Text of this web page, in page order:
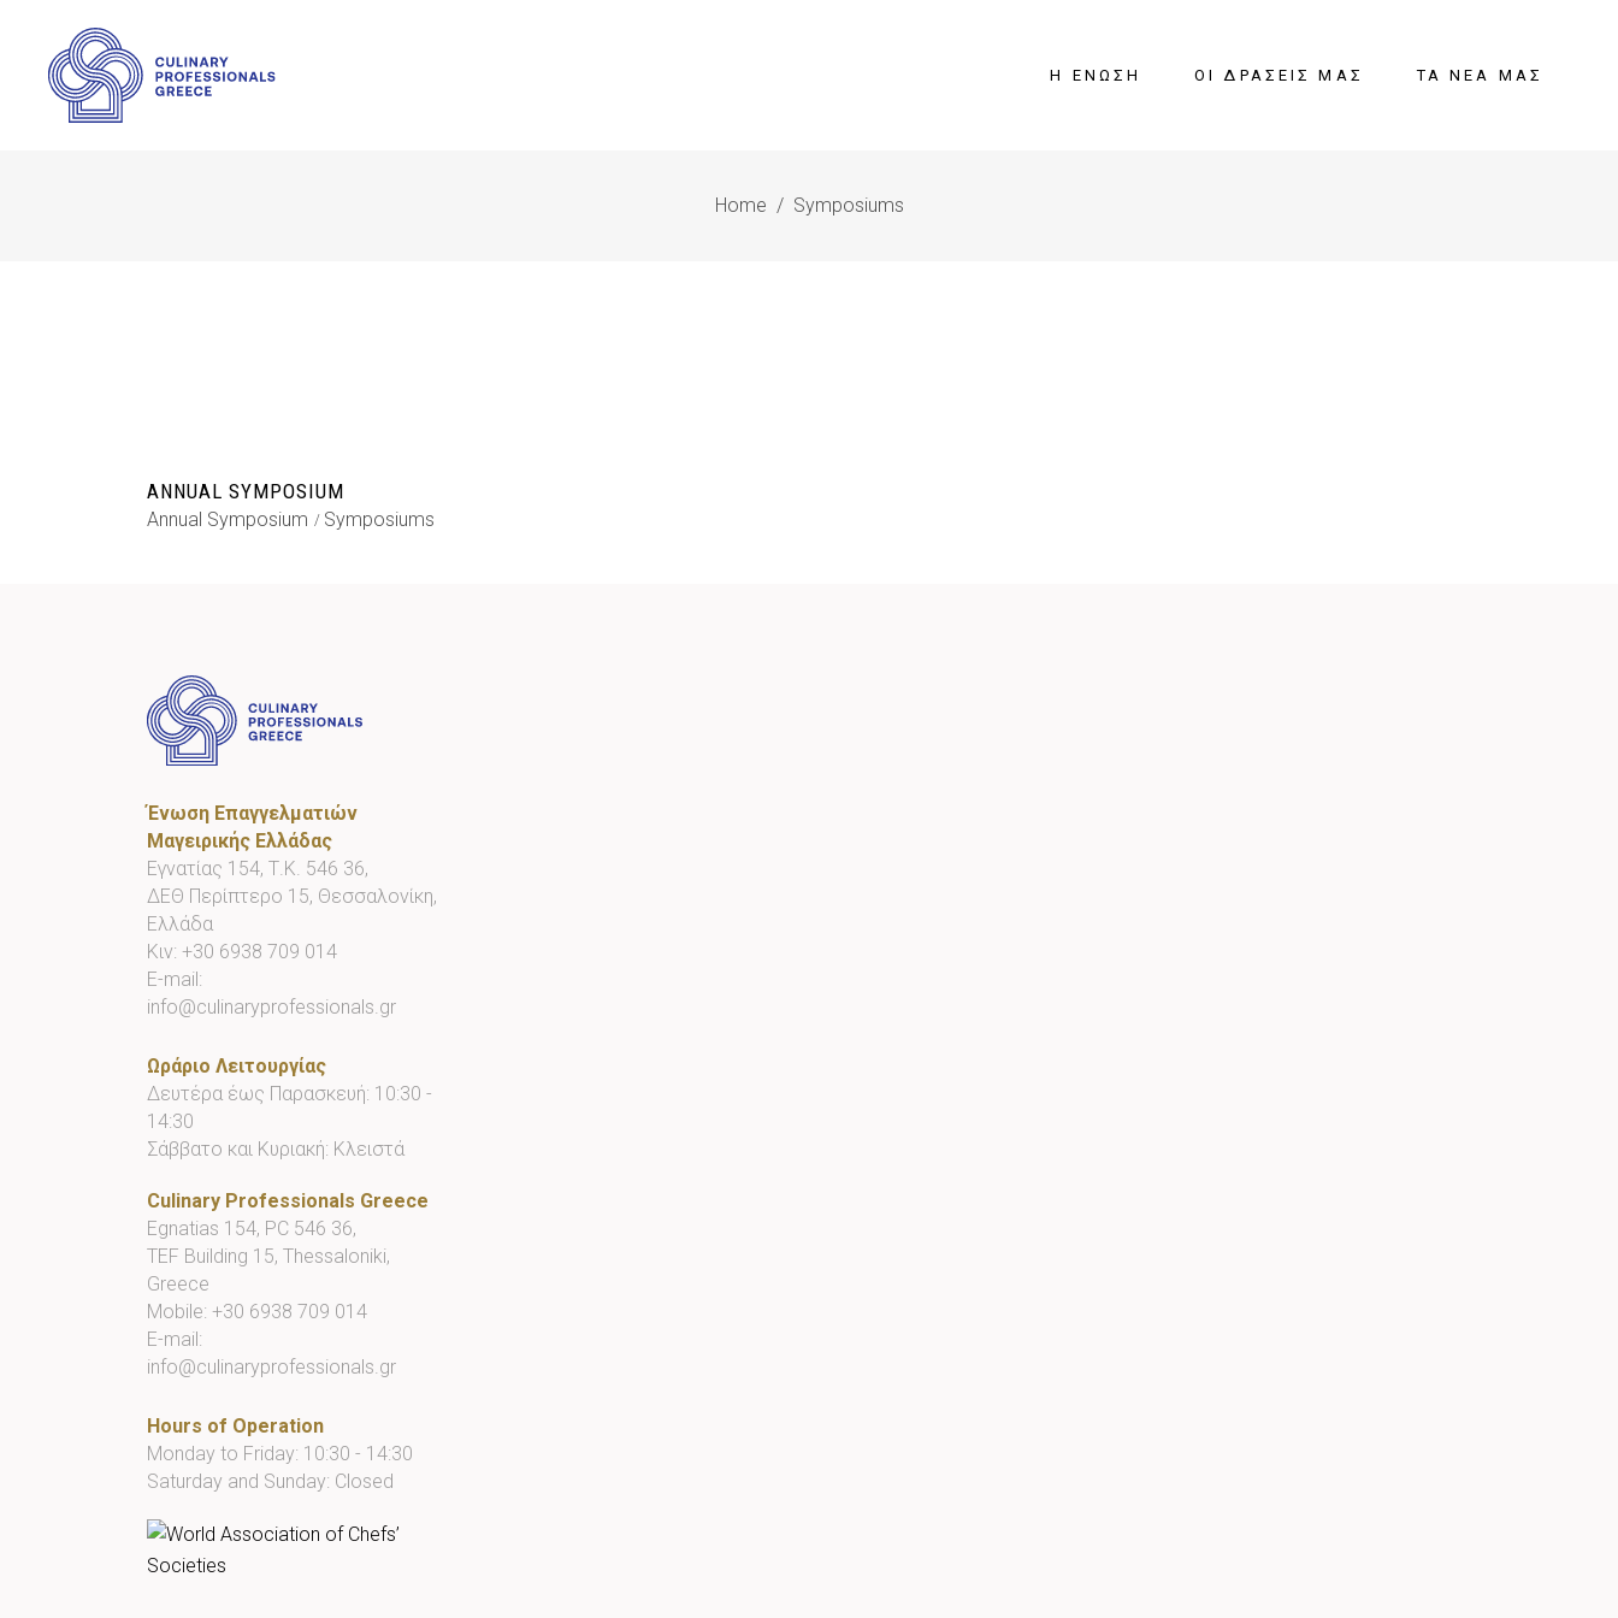
Η ΈΝΩΣΗ ΟΙ ΔΡΆΣΕΙΣ ΜΑΣ ΤΑ ΝΈΑ ΜΑΣ
Home / Symposiums
ANNUAL SYMPOSIUM
Annual Symposium Symposiums
Ένωση Επαγγελματιών
Μαγειρικής Ελλάδας
Εγνατίας 154, Τ.Κ. 546 36,
ΔΕΘ Περίπτερο 15, Θεσσαλονίκη,
Ελλάδα
Κιν: +30 6938 709 014
E-mail:
info@culinaryprofessionals.gr
Ωράριο Λειτουργίας
Δευτέρα έως Παρασκευή: 10:30 -
14:30
Σάββατο και Κυριακή: Κλειστά
Culinary Professionals Greece
Egnatias 154, PC 546 36,
TEF Building 15, Thessaloniki,
Greece
Mobile: +30 6938 709 014
E-mail:
info@culinaryprofessionals.gr
Hours of Operation
Monday to Friday: 10:30 - 14:30
Saturday and Sunday: Closed